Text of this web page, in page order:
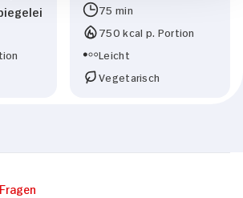
75 min
750 kcal p. Portion
Leicht
Vegetarisch